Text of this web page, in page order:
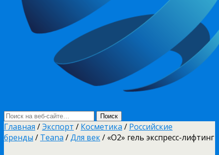
Главная /Экспорт / Косметика / Российские
бренды / Teana /Для век/ «O2» гель экспресс-лифтинг